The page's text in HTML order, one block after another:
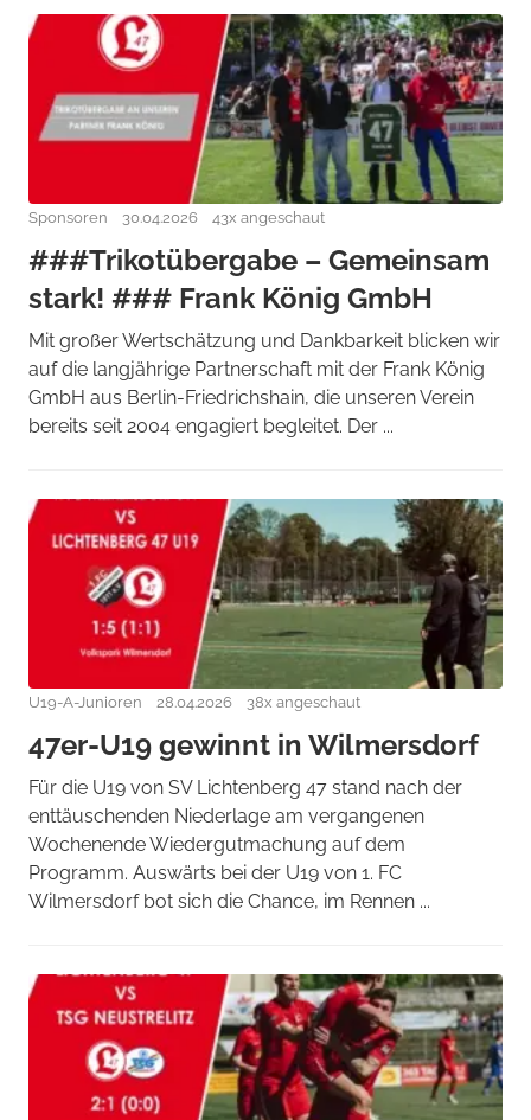
Sponsoren 30.04.2026 43x angeschaut
###Trikotübergabe – Gemeinsam
stark! ### Frank König GmbH
Mit großer Wertschätzung und Dankbarkeit blicken wir
auf die langjährige Partnerschaft mit der Frank König
GmbH aus Berlin-Friedrichshain, die unseren Verein
bereits seit 2004 engagiert begleitet. Der ...
U19-A-Junioren 28.04.2026 38x angeschaut
47er-U19 gewinnt in Wilmersdorf
Für die U19 von SV Lichtenberg 47 stand nach der
enttäuschenden Niederlage am vergangenen
Wochenende Wiedergutmachung auf dem
Programm. Auswärts bei der U19 von 1. FC
Wilmersdorf bot sich die Chance, im Rennen ...